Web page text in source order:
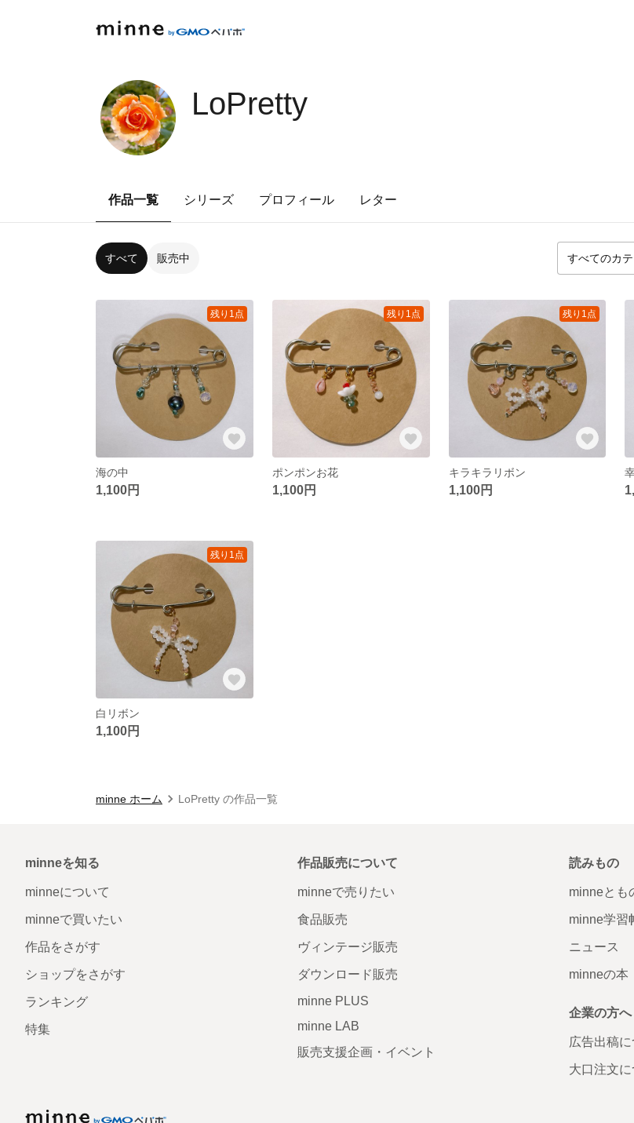
LoPretty
作品一覧 シリーズ プロフィール レター
すべて 販売中
残り1点
海の中
1,100円
残り1点
ポンポンお花
1,100円
残り1点
キラキラリボン
1,100円
残り1点
白リボン
1,100円
minne ホーム LoPretty の作品一覧
minneを知る
minneについて
minneで買いたい
作品をさがす
ショップをさがす
ランキング
特集
作品販売について
minneで売りたい
食品販売
ヴィンテージ販売
ダウンロード販売
minne PLUS
minne LAB
販売支援企画・イベント
読みもの
minneとも
minne学習
ニュース
minneの本
企業の方へ
広告出稿
大口注文に